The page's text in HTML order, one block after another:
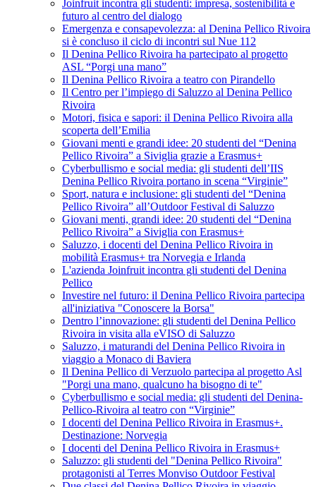
Joinfruit incontra gli studenti: impresa, sostenibilità e
futuro al centro del dialogo
Emergenza e consapevolezza: al Denina Pellico Rivoira
si è concluso il ciclo di incontri sul Nue 112
Il Denina Pellico Rivoira ha partecipato al progetto
ASL “Porgi una mano”
Il Denina Pellico Rivoira a teatro con Pirandello
Il Centro per l’impiego di Saluzzo al Denina Pellico
Rivoira
Motori, fisica e sapori: il Denina Pellico Rivoira alla
scoperta dell’Emilia
Giovani menti e grandi idee: 20 studenti del “Denina
Pellico Rivoira” a Siviglia grazie a Erasmus+
Cyberbullismo e social media: gli studenti dell’IIS
Denina Pellico Rivoira portano in scena “Virginie”
Sport, natura e inclusione: gli studenti del “Denina
Pellico Rivoira” all’Outdoor Festival di Saluzzo
Giovani menti, grandi idee: 20 studenti del “Denina
Pellico Rivoira” a Siviglia con Erasmus+
Saluzzo, i docenti del Denina Pellico Rivoira in
mobilità Erasmus+ tra Norvegia e Irlanda
L'azienda Joinfruit incontra gli studenti del Denina
Pellico
Investire nel futuro: il Denina Pellico Rivoira partecipa
all'iniziativa "Conoscere la Borsa"
Dentro l’innovazione: gli studenti del Denina Pellico
Rivoira in visita alla eVISO di Saluzzo
Saluzzo, i maturandi del Denina Pellico Rivoira in
viaggio a Monaco di Baviera
Il Denina Pellico di Verzuolo partecipa al progetto Asl
"Porgi una mano, qualcuno ha bisogno di te"
Cyberbullismo e social media: gli studenti del Denina-
Pellico-Rivoira al teatro con “Virginie”
I docenti del Denina Pellico Rivoira in Erasmus+.
Destinazione: Norvegia
I docenti del Denina Pellico Rivoira in Erasmus+
Saluzzo: gli studenti del "Denina Pellico Rivoira"
protagonisti al Terres Monviso Outdoor Festival